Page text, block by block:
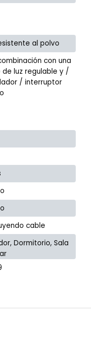
al polvo
con una
luz regulable y /
/ interruptor
cable
Dormitorio, Sala